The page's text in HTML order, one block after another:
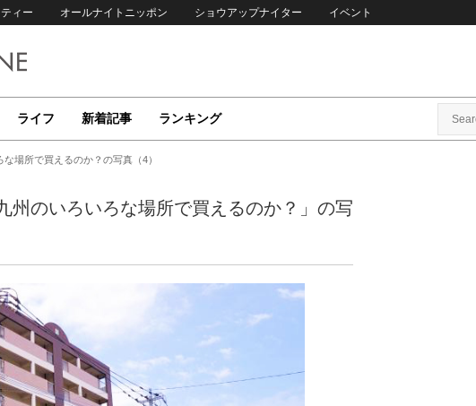
ィー オールナイトニッポン ショウアップナイター イベント
ライフ 新着記事 ランキング
場所で買えるのか？の写真（4）
州のいろいろな場所で買えるのか？」の写